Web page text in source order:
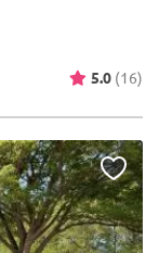
5.0 (16)